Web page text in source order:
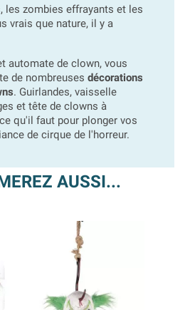
les zombies effrayants et les
vrais que nature, il y a
automate de clown, vous
de nombreuses décorations
. Guirlandes, vaisselle
et tête de clowns à
qu'il faut pour plonger vos
de cirque de l'horreur.
AUSSI...